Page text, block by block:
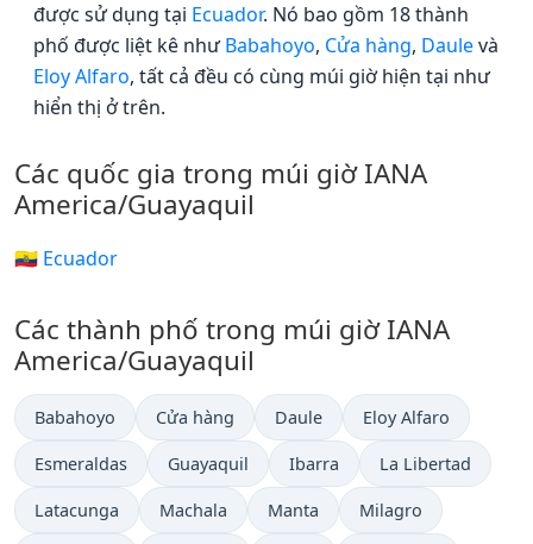
được sử dụng tại Ecuador. Nó bao gồm 18 thành
phố được liệt kê nhưBabahoyo, Cửa hàng, Daulevà
Eloy Alfaro, tất cả đều có cùng múi giờ hiện tại như
hiển thị ở trên.
Các quốc gia trong múi giờ IANA
America/Guayaquil
🇪🇨 Ecuador
Các thành phố trong múi giờ IANA
America/Guayaquil
Babahoyo Cửa hàng Daule Eloy Alfaro
Esmeraldas Guayaquil Ibarra La Libertad
Latacunga Machala Manta Milagro